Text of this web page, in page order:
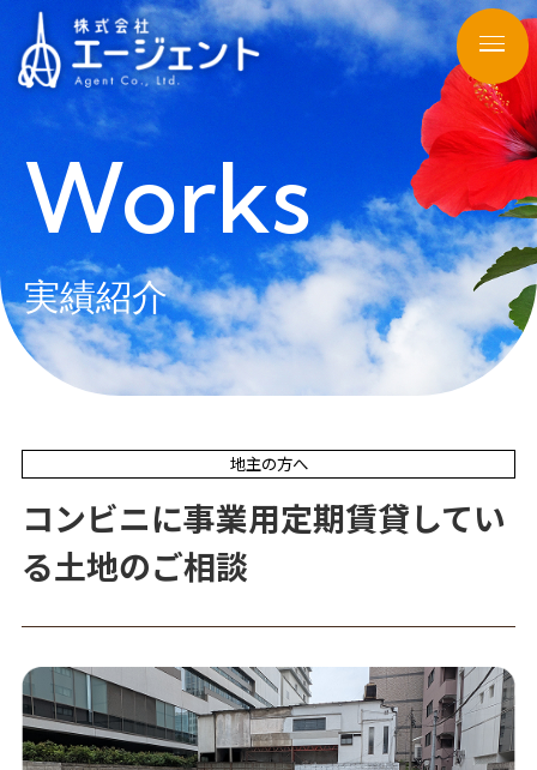
Works
実績紹介
コンビニに事業用定期賃貸してい
る土地のご相談
地主の方へ